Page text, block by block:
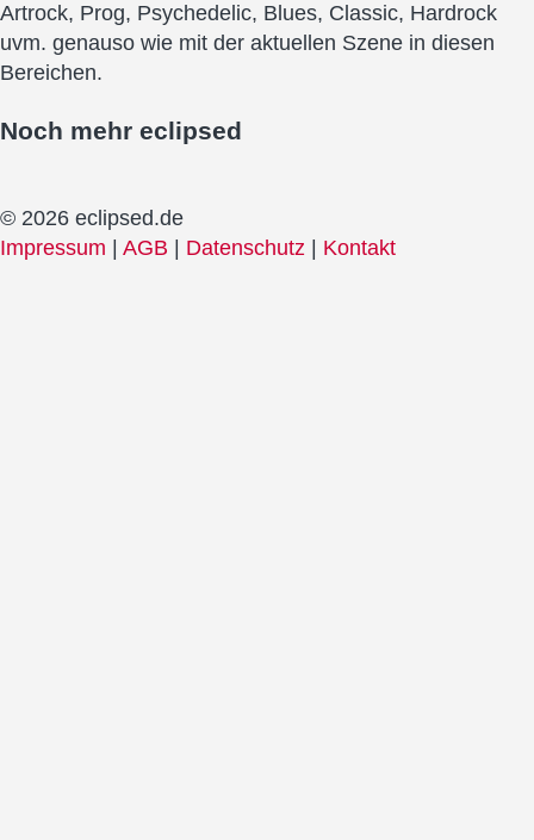
Artrock, Prog, Psychedelic, Blues, Classic, Hardrock
uvm. genauso wie mit der aktuellen Szene in diesen
Bereichen.
Noch mehr eclipsed
© 2026 eclipsed.de
Impressum
AGB Datenschutz Kontakt